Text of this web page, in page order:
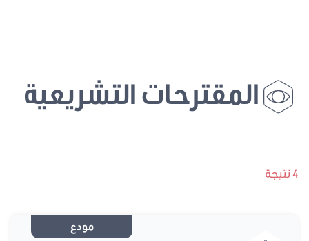
المقترحات التشريعية
4 نتيجة
مودع